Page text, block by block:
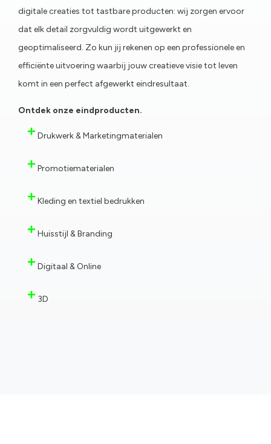
digitale creaties tot tastbare producten: wij zorgen ervoor
dat elk detail zorgvuldig wordt uitgewerkt en
geoptimaliseerd. Zo kun jij rekenen op een professionele en
efficiënte uitvoering waarbij jouw creatieve visie tot leven
komt in een perfect afgewerkt eindresultaat.
Ontdek onze eindproducten.
Drukwerk & Marketingmaterialen
Promotiematerialen
Kleding en textiel bedrukken
Huisstijl & Branding
Digitaal & Online
3D